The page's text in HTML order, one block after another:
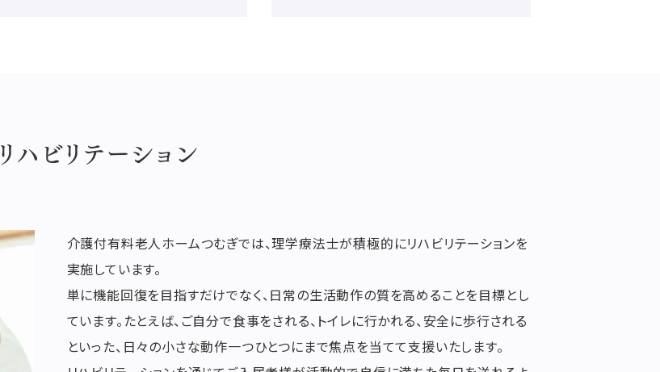
リハビリテーション
介護付有料老人ホームつむぎでは、理学療法士が積極的にリハビリテーションを
実施しています。
単に機能回復を目指すだけでなく、日常の生活動作の質を高めることを目標とし
ています。たとえば、ご自分で食事をされる、トイレに行かれる、安全に歩行される
といった、日々の小さな動作一つひとつにまで焦点を当てて支援いたします。